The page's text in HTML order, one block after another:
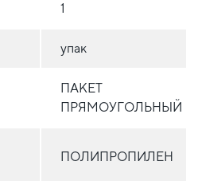
1
упак
ПАКЕТ
ПРЯМОУГОЛЬНЫЙ
ПОЛИПРОПИЛЕН